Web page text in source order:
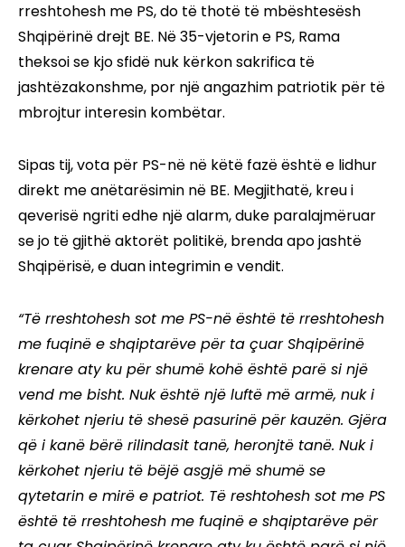
rreshtohesh me PS, do të thotë të mbështesësh
Shqipërinë drejt BE. Në 35-vjetorin e PS, Rama
theksoi se kjo sfidë nuk kërkon sakrifica të
jashtëzakonshme, por një angazhim patriotik për të
mbrojtur interesin kombëtar.
Sipas tij, vota për PS-në në këtë fazë është e lidhur
direkt me anëtarësimin në BE. Megjithatë, kreu i
qeverisë ngriti edhe një alarm, duke paralajmëruar
se jo të gjithë aktorët politikë, brenda apo jashtë
Shqipërisë, e duan integrimin e vendit.
“Të rreshtohesh sot me PS-në është të rreshtohesh
me fuqinë e shqiptarëve për ta çuar Shqipërinë
krenare aty ku për shumë kohë është parë si një
vend me bisht. Nuk është një luftë më armë, nuk i
kërkohet njeriu të shesë pasurinë për kauzën. Gjëra
që i kanë bërë rilindasit tanë, heronjtë tanë. Nuk i
kërkohet njeriu të bëjë asgjë më shumë se
qytetarin e mirë e patriot. Të reshtohesh sot me PS
është të rreshtohesh me fuqinë e shqiptarëve për